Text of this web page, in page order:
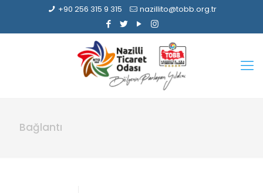
+90 256 315 9 315 nazillito@tobb.org.tr
Bağlantı